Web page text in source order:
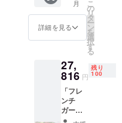
般向けなど
おります。
燃焼を
ト！理
想の自
eサンプ
ル：半
永久的
に加齢
臭など
の悪臭
くして
方に絶
対飲ん
リで
す。 愛
するワ
ンちゃ
んにも
どう
ない、
お肌や
髪が気
めのサ
プリで
す。 フ
レンチ
ガー
リック
現在の
ご支援
者の状
を食べ
たら良
いの
か、何
を食べ
ない方
eサンプ
ル×１枚
サービ
ス 食の
相談－
方箋の
セッ
ト。後
日、
メール
にて日
程を確
月
詳細を見る
こ
の
リ
タ
ー
ン
を
選
択
す
る
27,
816 円
残り
100
「フレ
ンチ
ガー
リック